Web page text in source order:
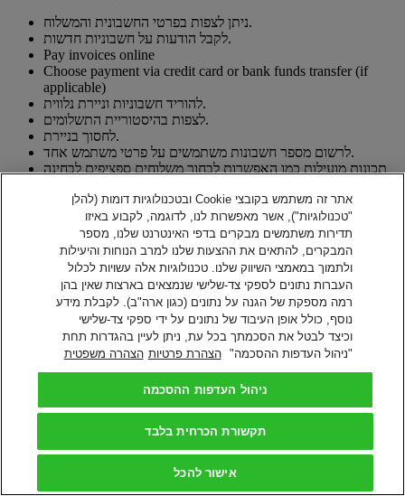
ניתן לצפות בפרטי החשבונית והמשלוח.
לקבל הודעות על חשבוניות חדשות.
Pay invoices online
Choose payment via credit card or bank funds transfer (if
applicable)
להוריד חשבוניות וניירת נלווית.
לצפות בהיסטוריית התשלומים.
לחסוך בניירת.
לרשום מספר חשבונות משתמשים על פרטי משתמש אחד.
תכונות מועילות כמו האפשרות לבחור משלוחים ספציפים לבחינה
ניתן ליצור קשר עם צוות בירורי החשבוניות של DHL כדי לפתוח
בירורים על חשבוניות.
הצג/שלם חשבון
לתשלום מקוון של חשבון DHL שלך
האם יש לך מספר חשבון DHL Express? הירשמו כדי לשלם את
החשבונות שלכם באופן מקוון
יצירת פרטי משתמש
מידע נוסף על שירות ה-MyBill
שאלות נפוצות - תשלומים וחיובים
תנאי השימוש
ניהול העדפות
2026 © DHL Group - All rights reserved
אתר זה משתמש בקובצי Cookie ובטכנולוגיות דומות (להלן
"טכנולוגיות"), אשר מאפשרות לנו, לדוגמה, לקבוע באיזו
תדירות משתמשים מבקרים בדפי האינטרנט שלנו, מספר
המבקרים, להתאים את ההצעות שלנו למרב הנוחות והיעילות
ולתמוך במאמצי השיווק שלנו. טכנולוגיות אלה עשויות לכלול
העברות נתונים לספקי צד-שלישי שנמצאים בארצות שאין בהן
רמה מספקת של הגנה על נתונים (כגון ארה"ב). לקבלת מידע
נוסף, כולל אופן העיבוד של נתונים על ידי ספקי צד-שלישי
וכיצד לבטל את הסכמתך בכל עת, ניתן לעיין בהגדרות תחת
"ניהול העדפות ההסכמה"
הצהרת פרטיות הצהרה משפטית
ניהול העדפות ההסכמה
תקשורת הכרחית בלבד
אישור להכל